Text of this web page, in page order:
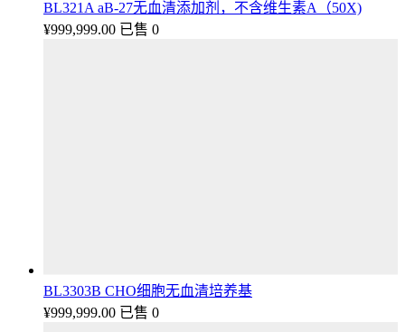
BL321A aB-27无血清添加剂，不含维生素A（50X)
¥999,999.00 已售 0
BL3303B CHO细胞无血清培养基
¥999,999.00 已售 0